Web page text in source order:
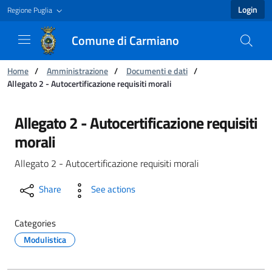
Regione Puglia Login
Comune di Carmiano
You are:
Home / Amministrazione / Documenti e dati /
Allegato 2 - Autocertificazione requisiti morali
Allegato 2 - Autocertificazione requisiti
Allegato 2 - Autocertificazione requisiti
morali
Allegato 2 - Autocertificazione requisiti morali
Share See actions
Categories
Modulistica